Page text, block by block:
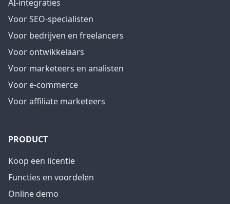
AI-integraties
Voor SEO-specialisten
Voor bedrijven en freelancers
Voor ontwikkelaars
Voor marketeers en analisten
Voor e-commerce
Voor affiliate marketeers
PRODUCT
Koop een licentie
Functies en voordelen
Online demo